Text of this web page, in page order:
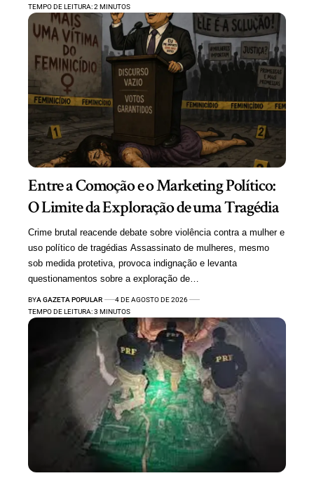
TEMPO DE LEITURA: 2 MINUTOS
Entre a Comoção e o Marketing Político:
O Limite da Exploração de uma Tragédia
Crime brutal reacende debate sobre violência contra a mulher e
uso político de tragédias Assassinato de mulheres, mesmo
sob medida protetiva, provoca indignação e levanta
questionamentos sobre a exploração de…
BYA GAZETA POPULAR
4 DE AGOSTO DE 2026
TEMPO DE LEITURA: 3 MINUTOS